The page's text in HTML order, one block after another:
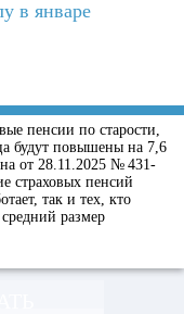
в январе
пенсии по старости,
будут повышены на 7,6
от 28.11.2025 № 431-
страховых пенсий
так и тех, кто
размер